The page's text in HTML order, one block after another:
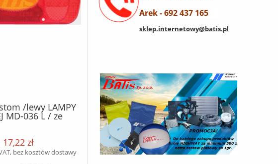
/lewy LAMPY
MD-036 L / ze
przeciwmgielnym;
0002141 /
17,22 zł
bez kosztów dostawy
Arek - 692 437 165
sklep.internetowy@batis.pl